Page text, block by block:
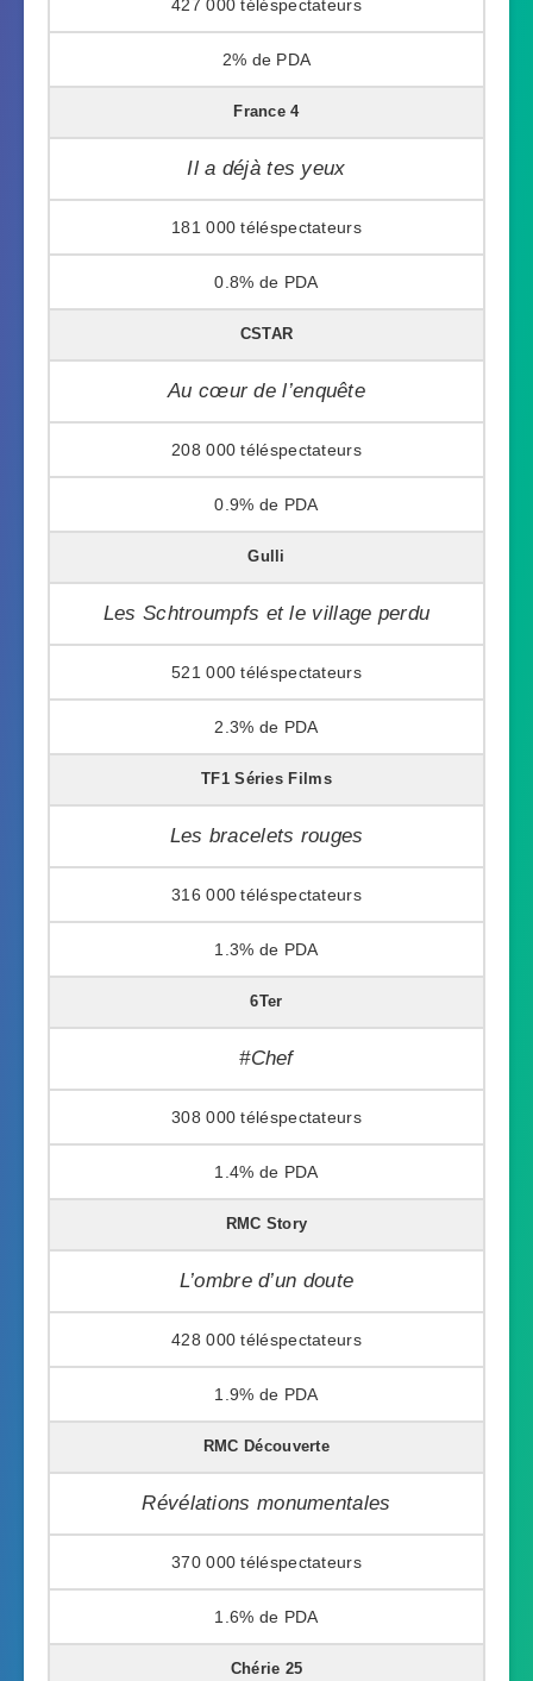
427 000
2%
France 4
Il a déjà tes yeux
181 000
0.8%
CSTAR
Au cœur de l’enquête
208 000
0.9%
Gulli
Les Schtroumpfs et le village perdu
521 000
2.3%
TF1 Séries Films
Les bracelets rouges
316 000
1.3%
6Ter
#Chef
308 000
1.4%
RMC Story
L’ombre d’un doute
428 000
1.9%
RMC Découverte
Révélations monumentales
370 000
1.6%
Chérie 25